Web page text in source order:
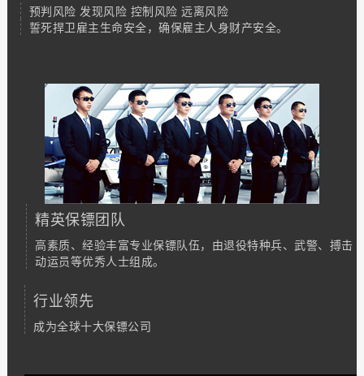
预判风险 发现风险 控制风险 远离风险
誓死捍卫雇主生命安全，确保雇主人身财产安全。
精英保镖团队
高素质、经验丰富专业保镖队伍，由退役特种兵、武警、搏击
动运员等优秀人士组成。
行业领先
成为全球十大保镖公司